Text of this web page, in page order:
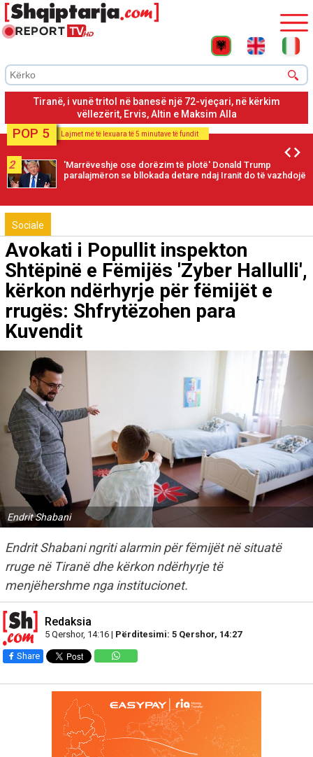
Tiranë, shpërthimi në portën e banesës së 72-vjeçarit, vetëm
dëme materiale
POP 5 Lajmet më të lexuara të 5 minutave të fundit
2
'Marrëveshje ose dorëzim të plotë' Donald Trump
paralajmëron se bllokada detare ndaj Iranit do të vazhdojë
Sociale
Avokati i Popullit inspekton
Shtëpinë e Fëmijës 'Zyber Hallulli',
kërkon ndërhyrje për fëmijët e
rrugës: Shfrytëzohen para
Kuvendit
Endrit Shabani
Endrit Shabani ngriti alarmin për fëmijët në situatë
rruge në Tiranë dhe kërkon ndërhyrje të
menjëhershme nga institucionet.
Redaksia
5 Qershor, 14:16 | Përditesimi: 5 Qershor, 14:27
Share